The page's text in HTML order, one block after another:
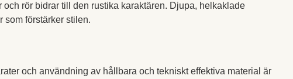
rör bidrar till den rustika karaktären. Djupa, helkaklade
som förstärker stilen.
och användning av hållbara och tekniskt effektiva material är